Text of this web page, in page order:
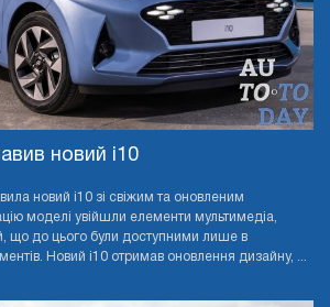
новий i10
новий i10 зі свіжим та оновленим
моделі увійшли елементи мультимедіа,
що до цього були доступними лише в
Новий i10 отримав оновлення дизайну, ...